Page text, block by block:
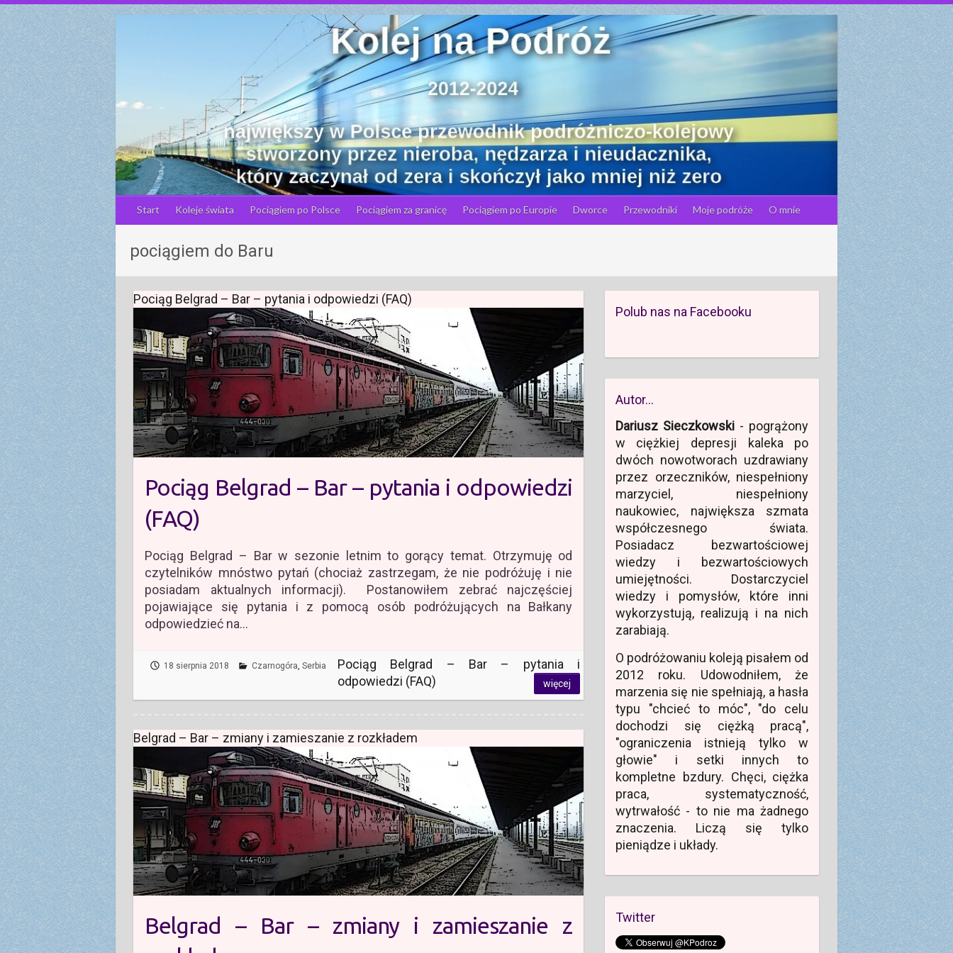
S
k
i
p
t
o
c
o
n
t
e
n
t
Start Koleje świata Pociągiem po Polsce Pociągiem za granicę Pociągiem po Europie Dworce Przewodniki Moje podróże O mnie
pociągiem do Baru
Pociąg Belgrad – Bar – pytania i odpowiedzi (FAQ)
Pociąg Belgrad – Bar – pytania i odpowiedzi
(FAQ)
Pociąg Belgrad – Bar w sezonie letnim to gorący temat. Otrzymuję od
czytelników mnóstwo pytań (chociaż zastrzegam, że nie podróżuję i nie
posiadam aktualnych informacji). Postanowiłem zebrać najczęściej
pojawiające się pytania i z pomocą osób podróżujących na Bałkany
odpowiedzieć na…
18 sierpnia 2018 Czarnogóra Serbia
Pociąg Belgrad – Bar – pytania i
odpowiedzi (FAQ)
więcej
Belgrad – Bar – zmiany i zamieszanie z rozkładem
Belgrad – Bar – zmiany i zamieszanie z
Polub nas na Facebooku
Autor…
Dariusz Sieczkowski - pogrążony
w ciężkiej depresji kaleka po
dwóch nowotworach uzdrawiany
przez orzeczników, niespełniony
marzyciel, niespełniony
naukowiec, największa szmata
współczesnego świata.
Posiadacz bezwartościowej
wiedzy i bezwartościowych
umiejętności. Dostarczyciel
wiedzy i pomysłów, które inni
wykorzystują, realizują i na nich
zarabiają.
O podróżowaniu koleją pisałem od
2012 roku. Udowodniłem, że
marzenia się nie spełniają, a hasła
typu "chcieć to móc", "do celu
dochodzi się ciężką pracą",
"ograniczenia istnieją tylko w
głowie" i setki innych to
kompletne bzdury. Chęci, ciężka
praca, systematyczność,
wytrwałość - to nie ma żadnego
znaczenia. Liczą się tylko
pieniądze i układy.
Twitter